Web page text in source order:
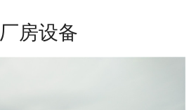
厂房设备